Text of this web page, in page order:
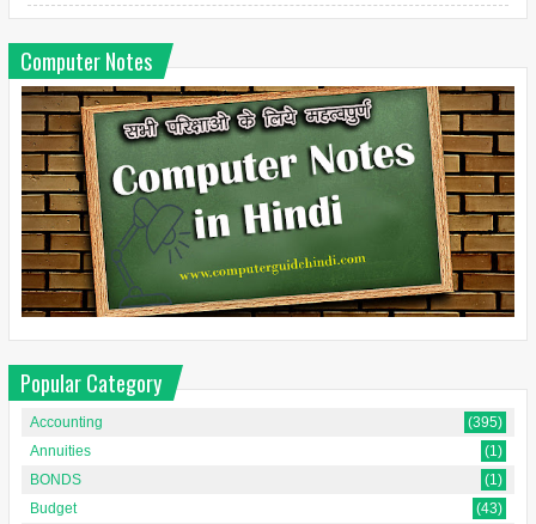
Computer Notes
Popular Category
Accounting
(395)
Annuities
(1)
BONDS
(1)
Budget
(43)